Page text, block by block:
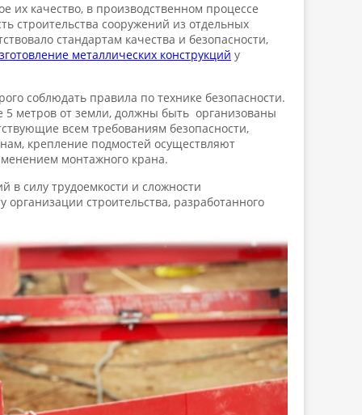
их качество, в производственном процессе
строительства сооружений из отдельных
стандартам качества и безопасности,
металлических конструкций у
соблюдать правила по технике безопасности.
метров от земли, должны быть организованы
всем требованиям безопасности,
крепление подмостей осуществляют
монтажного крана.
в силу трудоемкости и сложности
строительства, разработанного